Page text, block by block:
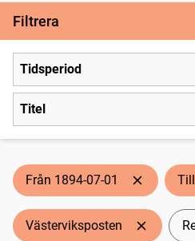
Filtrera
Tidsperiod
Titel
Från 1894-07-01
Västerviksposten